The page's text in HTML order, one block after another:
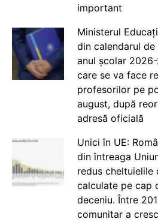
important
Ministerul
din calendarul
anul școlar
care se va face
profesorilor pe
august, după
adresă oficială
Unici în UE:
din întreaga
redus cheltuielile
calculate pe cap
deceniu. Între
comunitar a